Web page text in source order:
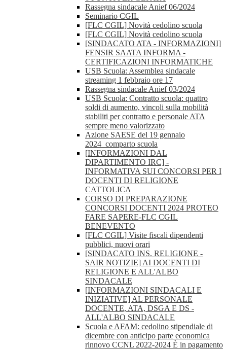
Rassegna sindacale Anief 06/2024
Seminario CGIL
[FLC CGIL] Novità cedolino scuola
[FLC CGIL] Novità cedolino scuola
[SINDACATO ATA - INFORMAZIONI]
FENSIR SAATA INFORMA -
CERTIFICAZIONI INFORMATICHE
USB Scuola: Assemblea sindacale
streaming 1 febbraio ore 17
Rassegna sindacale Anief 03/2024
USB Scuola: Contratto scuola: quattro
soldi di aumento, vincoli sulla mobilità
stabiliti per contratto e personale ATA
sempre meno valorizzato
Azione SAESE del 19 gennaio
2024_comparto scuola
[INFORMAZIONI DAL
DIPARTIMENTO IRC] -
INFORMATIVA SUI CONCORSI PER I
DOCENTI DI RELIGIONE
CATTOLICA
CORSO DI PREPARAZIONE
CONCORSI DOCENTI 2024 PROTEO
FARE SAPERE-FLC CGIL
BENEVENTO
[FLC CGIL] Visite fiscali dipendenti
pubblici, nuovi orari
[SINDACATO INS. RELIGIONE -
SAIR NOTIZIE] AI DOCENTI DI
RELIGIONE E ALL'ALBO
SINDACALE
[INFORMAZIONI SINDACALI E
INIZIATIVE] AL PERSONALE
DOCENTE, ATA, DSGA E DS -
ALL'ALBO SINDACALE
Scuola e AFAM: cedolino stipendiale di
dicembre con anticipo parte economica
rinnovo CCNL 2022-2024 È in pagamento